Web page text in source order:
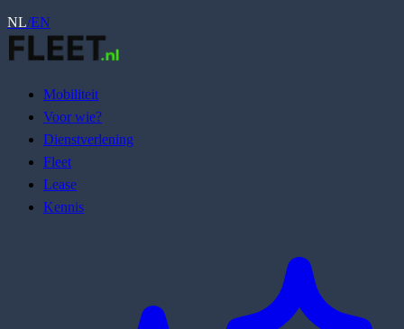
NL/EN
Mobiliteit
Voor wie?
Dienstverlening
Fleet
Lease
Kennis